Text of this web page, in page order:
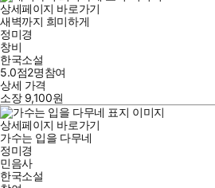
상세페이지 바로가기
새벽까지 희미하게
정미경
창비
한국소설
5.0점2명참여
상세 가격
소장 9,100원
상세페이지 바로가기
가수는 입을 다무네
정미경
민음사
한국소설